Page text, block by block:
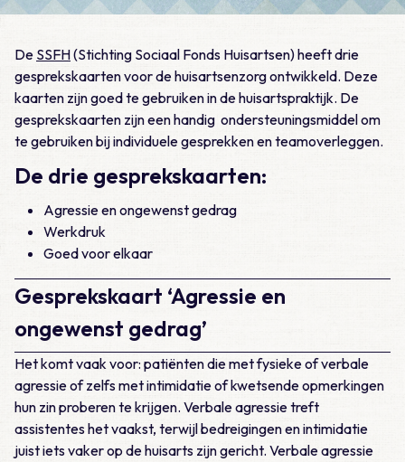
De SSFH(Stichting Sociaal Fonds Huisartsen) heeft drie
gesprekskaarten voor de huisartsenzorg ontwikkeld. Deze
kaarten zijn goed te gebruiken in de huisartspraktijk. De
gesprekskaarten zijn een handig ondersteuningsmiddel om
te gebruiken bij individuele gesprekken en teamoverleggen.
De drie gesprekskaarten:
Agressie en ongewenst gedrag
Werkdruk
Goed voor elkaar
Gesprekskaart ‘Agressie en
ongewenst gedrag’
Het komt vaak voor: patiënten die met fysieke of verbale
agressie of zelfs met intimidatie of kwetsende opmerkingen
hun zin proberen te krijgen. Verbale agressie treft
assistentes het vaakst, terwijl bedreigingen en intimidatie
juist iets vaker op de huisarts zijn gericht. Verbale agressie